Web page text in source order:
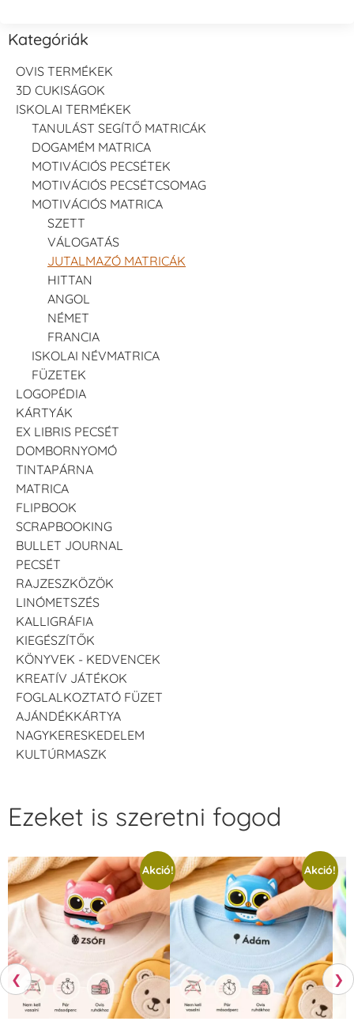
Kategóriák
OVIS TERMÉKEK
3D CUKISÁGOK
ISKOLAI TERMÉKEK
TANULÁST SEGÍTŐ MATRICÁK
DOGAMÉM MATRICA
MOTIVÁCIÓS PECSÉTEK
MOTIVÁCIÓS PECSÉTCSOMAG
MOTIVÁCIÓS MATRICA
SZETT
VÁLOGATÁS
JUTALMAZÓ MATRICÁK
HITTAN
ANGOL
NÉMET
FRANCIA
ISKOLAI NÉVMATRICA
FÜZETEK
LOGOPÉDIA
KÁRTYÁK
EX LIBRIS PECSÉT
DOMBORNYOMÓ
TINTAPÁRNA
MATRICA
FLIPBOOK
SCRAPBOOKING
BULLET JOURNAL
PECSÉT
RAJZESZKÖZÖK
LINÓMETSZÉS
KALLIGRÁFIA
KIEGÉSZÍTŐK
KÖNYVEK - KEDVENCEK
KREATÍV JÁTÉKOK
FOGLALKOZTATÓ FÜZET
AJÁNDÉKKÁRTYA
NAGYKERESKEDELEM
KULTÚRMASZK
❮
Ezeket is szeretni fogod
Akció! Akció!
❯